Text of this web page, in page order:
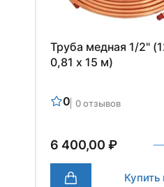
Труба медная 1/2"
0,81 х 15 м)
0 0 отзывов
6 400,00 ₽
Купить